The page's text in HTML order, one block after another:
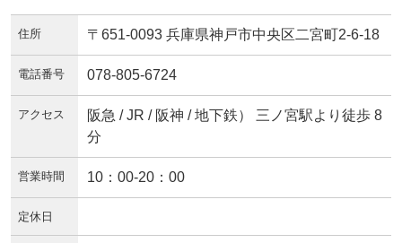
住所 〒651-0093 兵庫県神戸市中央区二宮町2-6-18
電話番号 078-805-6724
アクセス
阪急 / JR / 阪神 / 地下鉄） 三ノ宮駅より徒歩 8
分
営業時間 10：00-20：00
定休日